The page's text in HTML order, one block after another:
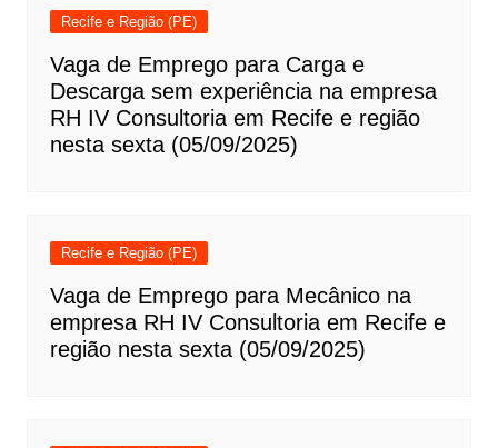
Recife e Região (PE)
Vaga de Emprego para Carga e
Descarga sem experiência na empresa
RH IV Consultoria em Recife e região
nesta sexta (05/09/2025)
Recife e Região (PE)
Vaga de Emprego para Mecânico na
empresa RH IV Consultoria em Recife e
região nesta sexta (05/09/2025)